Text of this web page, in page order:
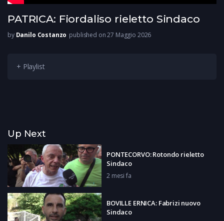
PATRICA: Fiordaliso rieletto Sindaco
by Danilo Costanzo published on 27 Maggio 2026
+ Playlist
Up Next
PONTECORVO: Rotondo rieletto
Sindaco
2 mesi fa
BOVILLE ERNICA: Fabrizi nuovo
Sindaco